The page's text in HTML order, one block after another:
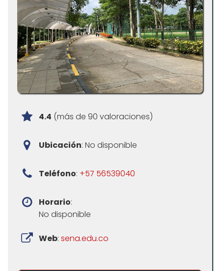
4.4 (más de 90 valoraciones)
Ubicación: No disponible
Teléfono: +57 56539040
Horario:
No disponible
Web: sena.edu.co